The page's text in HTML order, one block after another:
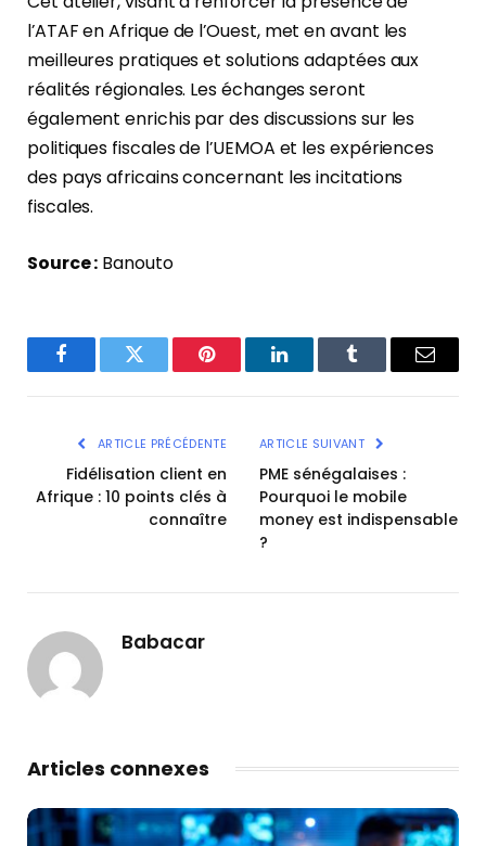
l’ATAF en Afrique de l’Ouest, met en avant les
meilleures pratiques et solutions adaptées aux
réalités régionales. Les échanges seront
également enrichis par des discussions sur les
politiques fiscales de l’UEMOA et les expériences
des pays africains concernant les incitations
fiscales.
Source : Banouto
FacebookTwitter Pinterest LinkedInTumblr Email
ARTICLE PRÉCÉDENTE
Fidélisation client en
Afrique : 10 points clés à
connaître
ARTICLE SUIVANT
PME sénégalaises :
Pourquoi le mobile
money est indispensable
?
Babacar
Articles connexes